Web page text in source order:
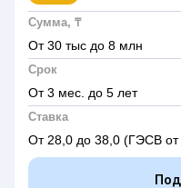
Сумма, ₸
От 30 тыс до 8 млн
Срок
От 3 мес. до 5 лет
Ставка
От 28,0 до 38,0 (ГЭСВ от